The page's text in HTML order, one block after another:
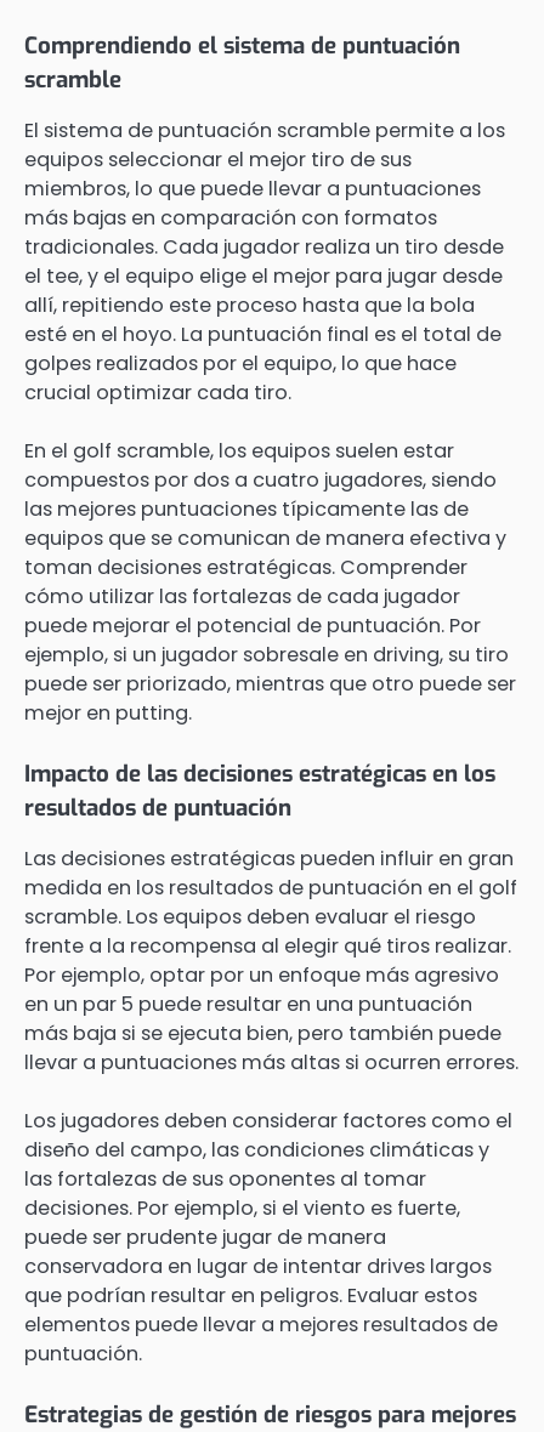
Comprendiendo el sistema de puntuación
scramble
El sistema de puntuación scramble permite a los
equipos seleccionar el mejor tiro de sus
miembros, lo que puede llevar a puntuaciones
más bajas en comparación con formatos
tradicionales. Cada jugador realiza un tiro desde
el tee, y el equipo elige el mejor para jugar desde
allí, repitiendo este proceso hasta que la bola
esté en el hoyo. La puntuación final es el total de
golpes realizados por el equipo, lo que hace
crucial optimizar cada tiro.
En el golf scramble, los equipos suelen estar
compuestos por dos a cuatro jugadores, siendo
las mejores puntuaciones típicamente las de
equipos que se comunican de manera efectiva y
toman decisiones estratégicas. Comprender
cómo utilizar las fortalezas de cada jugador
puede mejorar el potencial de puntuación. Por
ejemplo, si un jugador sobresale en driving, su tiro
puede ser priorizado, mientras que otro puede ser
mejor en putting.
Impacto de las decisiones estratégicas en los
resultados de puntuación
Las decisiones estratégicas pueden influir en gran
medida en los resultados de puntuación en el golf
scramble. Los equipos deben evaluar el riesgo
frente a la recompensa al elegir qué tiros realizar.
Por ejemplo, optar por un enfoque más agresivo
en un par 5 puede resultar en una puntuación
más baja si se ejecuta bien, pero también puede
llevar a puntuaciones más altas si ocurren errores.
Los jugadores deben considerar factores como el
diseño del campo, las condiciones climáticas y
las fortalezas de sus oponentes al tomar
decisiones. Por ejemplo, si el viento es fuerte,
puede ser prudente jugar de manera
conservadora en lugar de intentar drives largos
que podrían resultar en peligros. Evaluar estos
elementos puede llevar a mejores resultados de
puntuación.
Estrategias de gestión de riesgos para mejores